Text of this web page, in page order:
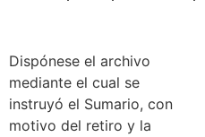
Dispónese el archivo
mediante el cual se
instruyó el Sumario, con
motivo del retiro y la